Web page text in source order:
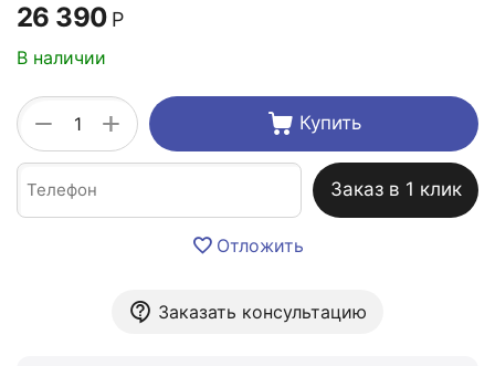
26 390 Р
В наличии
+
− Купить
Заказ в 1 клик
Отложить
Заказать консультацию